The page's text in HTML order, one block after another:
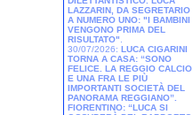
LAZZARIN, DA SEGRETARIO
A NUMERO UNO: "I BAMBINI
VENGONO PRIMA DEL
RISULTATO"
30/07/2026: LUCA CIGARINI
TORNA A CASA: “SONO
FELICE. LA REGGIO CALCIO
E UNA FRA LE PIÙ
IMPORTANTI SOCIETÀ DEL
PANORAMA REGGIANO”.
FIORENTINO: “LUCA SI